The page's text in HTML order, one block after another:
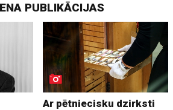
PUBLIKĀCIJAS
Ar pētniecisku dzirksti